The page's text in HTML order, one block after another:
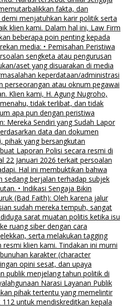
fakta, dan
menjatuhkan karir politik serta
klien kami. Dalam hal ini, Law Firm
beberapa poin penting kepada
media: • Pemisahan Peristiwa
sengketa atau pengurusan
aset yang disuarakan di media
keperdataan/administrasi
perseorangan atau oknum pegawai
Klien kami, H. Agung Nugroho,
tidak terlibat, dan tidak
apa pun dengan peristiwa
Mereka Sendiri yang Sudah Lapor
data dan dokumen
pihak yang bersangkutan
Laporan Polisi secara resmi di
22 Januari 2026 terkait persoalan
Hal ini membuktikan bahwa
sedang berjalan terhadap subjek
• Indikasi Sengaja Bikin
(Bad Faith): Oleh karena jalur
sudah mereka tempuh, sangat
sarat muatan politis ketika isu
ruang siber dengan cara
serta melakukan tagging
klien kami. Tindakan ini murni
karakter (character
opini sesat, dan upaya
publik menjelang tahun politik di
Narasi Layanan Publik
pihak tertentu yang memelintir
untuk mendiskreditkan kepala